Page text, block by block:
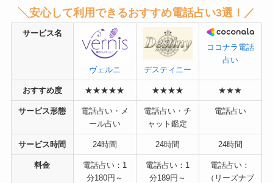
╲安心して利用できるおすすめ電話占い3選！／
サービス名
ヴェルニ デスティニー
ココナラ電話
占い
おすすめ度 ★★★★★ ★★★★ ★★★
サービス形態
電話占い・メ
ール占い
電話占い・チ
ャット鑑定
電話占い
サービス時間 24時間 24時間 24時間
料金
電話占い：1
分180円～
電話占い：1
分189円～
電話占い：
（リーズナブ